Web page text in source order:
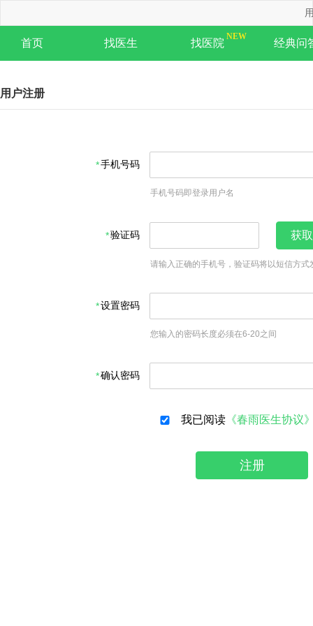
首页 找医生 找医院 经典问
用户注册
手机号码
手机号码即登录用户名
验证码 获
请输入正确的手机号，验证码将以短信方式
设置密码
您输入的密码长度必须在6-20之间
确认密码
我已阅读 《春雨医生协议
注册